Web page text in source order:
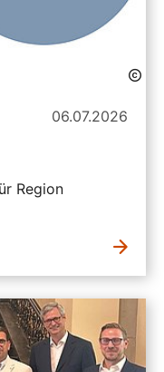
06.07.2026
Region